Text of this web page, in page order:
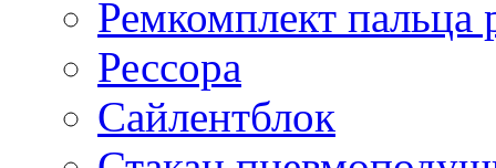
Ремкомплект пальца
Рессора
Сайлентблок